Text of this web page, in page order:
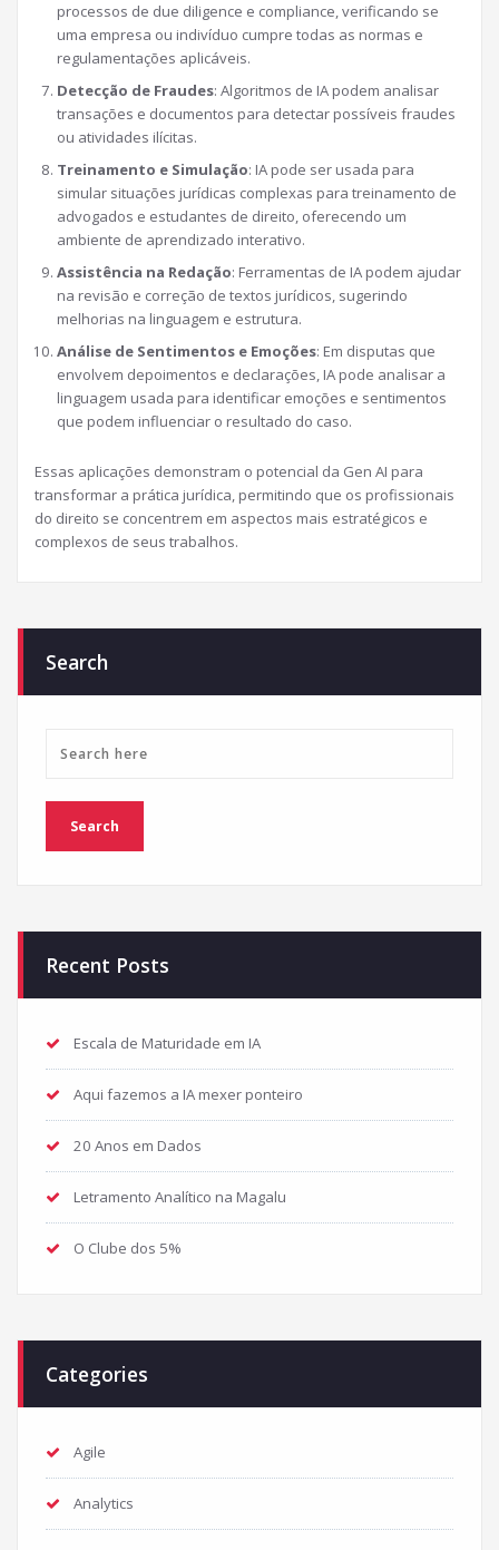
processos de due diligence e compliance, verificando se
uma empresa ou indivíduo cumpre todas as normas e
regulamentações aplicáveis.
Detecção de Fraudes: Algoritmos de IA podem analisar
transações e documentos para detectar possíveis fraudes
ou atividades ilícitas.
Treinamento e Simulação: IA pode ser usada para
simular situações jurídicas complexas para treinamento de
advogados e estudantes de direito, oferecendo um
ambiente de aprendizado interativo.
Assistência na Redação: Ferramentas de IA podem ajudar
na revisão e correção de textos jurídicos, sugerindo
melhorias na linguagem e estrutura.
Análise de Sentimentos e Emoções: Em disputas que
envolvem depoimentos e declarações, IA pode analisar a
linguagem usada para identificar emoções e sentimentos
que podem influenciar o resultado do caso.
Essas aplicações demonstram o potencial da Gen AI para
transformar a prática jurídica, permitindo que os profissionais
do direito se concentrem em aspectos mais estratégicos e
complexos de seus trabalhos.
Search
Recent Posts
Escala de Maturidade em IA
Aqui fazemos a IA mexer ponteiro
20 Anos em Dados
Letramento Analítico na Magalu
O Clube dos 5%
Categories
Agile
Analytics